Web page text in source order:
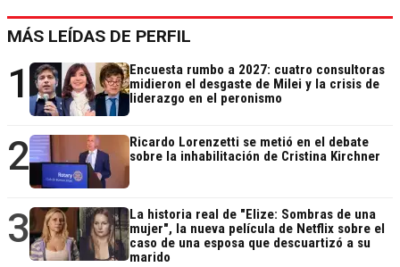
MÁS LEÍDAS DE PERFIL
1
Encuesta rumbo a 2027: cuatro consultoras
midieron el desgaste de Milei y la crisis de
liderazgo en el peronismo
2
Ricardo Lorenzetti se metió en el debate
sobre la inhabilitación de Cristina Kirchner
3
La historia real de "Elize: Sombras de una
mujer", la nueva película de Netflix sobre el
caso de una esposa que descuartizó a su
marido